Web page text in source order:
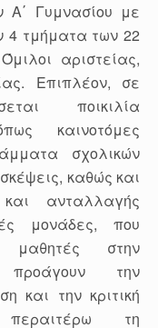
Α΄ Γυμνασίου με
4 τμήματα των 22
αριστείας,
Επιπλέον, σε
ποικιλία
καινοτόμες
σχολικών
καθώς και
ανταλλαγής
μονάδες, που
μαθητές στην
προάγουν την
και την κριτική
περαιτέρω τη